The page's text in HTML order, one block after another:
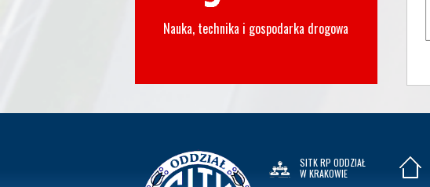
Nauka, technika i gospodarka drogowa
SITK RP ODDZIAŁ
W KRAKOWIE